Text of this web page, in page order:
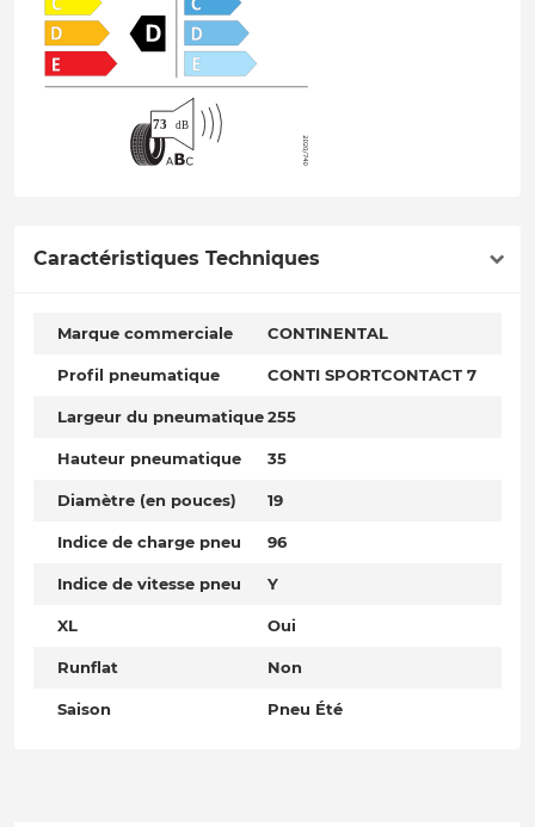
Caractéristiques Techniques
Marque commerciale CONTINENTAL
Profil pneumatique CONTI SPORTCONTACT 7
Largeur du pneumatique255
Hauteur pneumatique 35
Diamètre (en pouces) 19
Indice de charge pneu 96
Indice de vitesse pneu Y
XL Oui
Runflat Non
Saison Pneu Été